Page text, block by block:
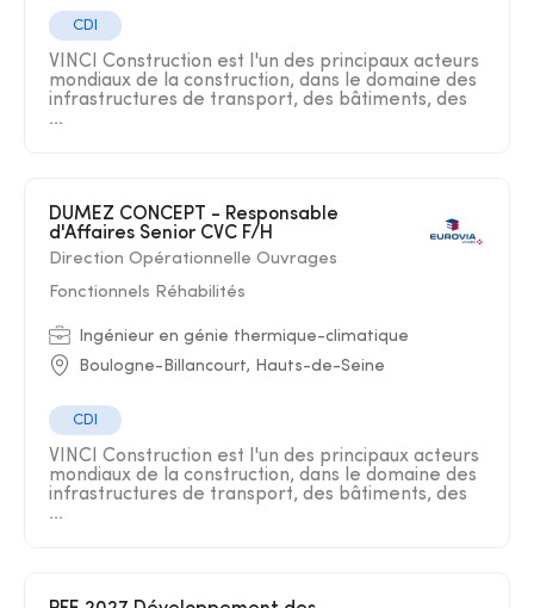
CDI
VINCI Construction est l'un des principaux acteurs
mondiaux de la construction, dans le domaine des
infrastructures de transport, des bâtiments, des
...
DUMEZ CONCEPT - Responsable
d'Affaires Senior CVC F/H
Direction Opérationnelle Ouvrages
Fonctionnels Réhabilités
Ingénieur en génie thermique-climatique
Boulogne-Billancourt, Hauts-de-Seine
CDI
VINCI Construction est l'un des principaux acteurs
mondiaux de la construction, dans le domaine des
infrastructures de transport, des bâtiments, des
...